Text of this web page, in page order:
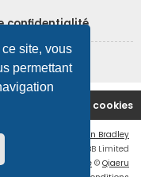
site, vous
permettant
confidentialité
Supprimer les cookies
Ian Bradley
Software © phpBB Limited
française officielle © Qiaeru